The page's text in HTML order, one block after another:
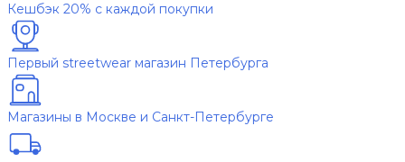
Кешбэк 20% с каждой покупки
Первый streetwear магазин Петербурга
Магазины в Москве и Санкт-Петербурге